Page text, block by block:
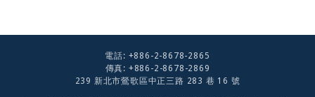
電話: +886-2-8678-2865
傳真: +886-2-8678-2869
239 新北市鶯歌區中正三路 283 巷 16 號